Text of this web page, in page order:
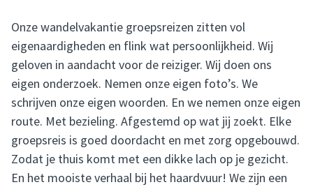
Onze wandelvakantie groepsreizen zitten vol
eigenaardigheden en flink wat persoonlijkheid. Wij
geloven in aandacht voor de reiziger. Wij doen ons
eigen onderzoek. Nemen onze eigen foto’s. We
schrijven onze eigen woorden. En we nemen onze eigen
route. Met bezieling. Afgestemd op wat jij zoekt. Elke
groepsreis is goed doordacht en met zorg opgebouwd.
Zodat je thuis komt met een dikke lach op je gezicht.
En het mooiste verhaal bij het haardvuur! We zijn een